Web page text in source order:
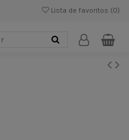
Lista de favoritos (0)